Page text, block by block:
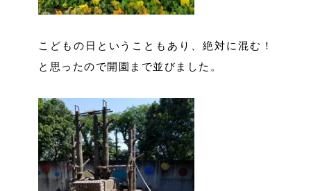
こどもの日ということもあり、絶対に混む！
と思ったので開園まで並びました。